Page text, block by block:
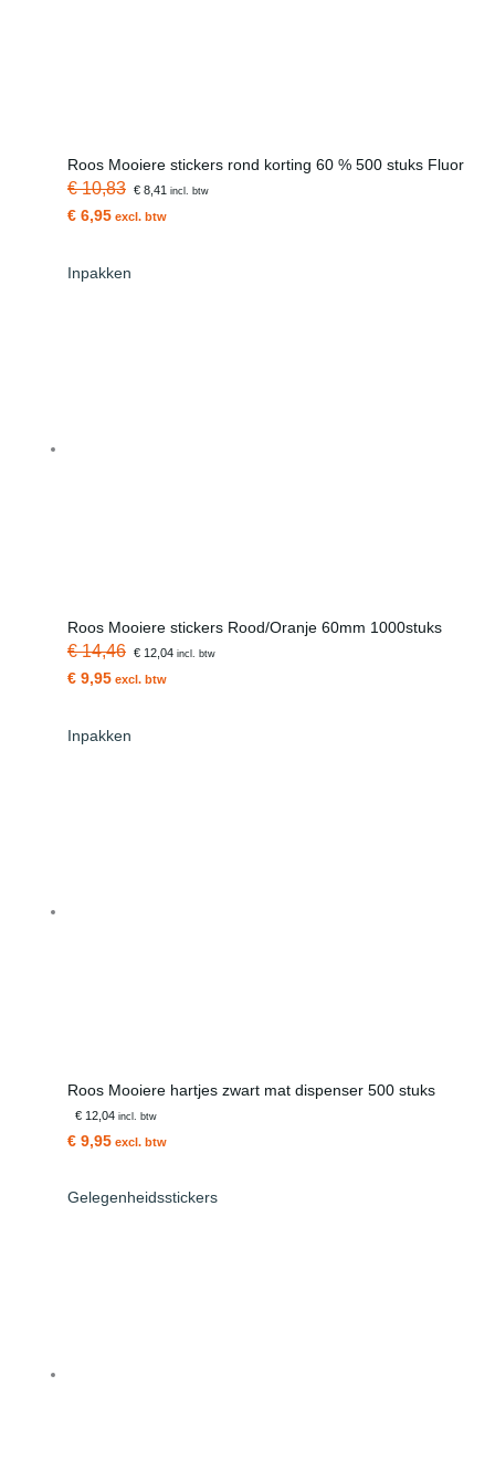
Roos Mooiere stickers rond korting 60 % 500 stuks Fluor
€ 10,83 € 8,41incl. btw
€ 6,95 excl. btw
Inpakken
Roos Mooiere stickers Rood/Oranje 60mm 1000stuks
€ 14,46 € 12,04incl. btw
€ 9,95 excl. btw
Inpakken
Roos Mooiere hartjes zwart mat dispenser 500 stuks
€ 12,04incl. btw
€ 9,95 excl. btw
Gelegenheidsstickers